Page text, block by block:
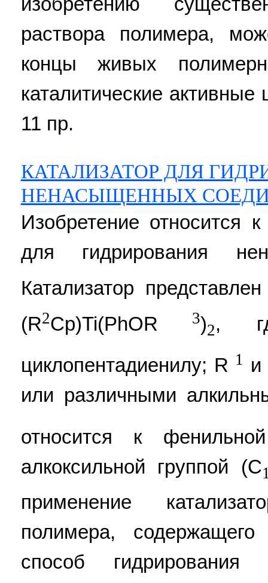
раствора полимера,
концы живых
каталитические
11 пр.
КАТАЛИЗАТОР ДЛЯ
НЕНАСЫЩЕННЫХ
Изобретение относится
для гидрирования
Катализатор
(R2Cp)Ti(PhOR 3)2,
циклопентадиенилу; R 1 и
или различными
относится к
алкоксильной группой (C
применение
полимера,
способ гидрирования